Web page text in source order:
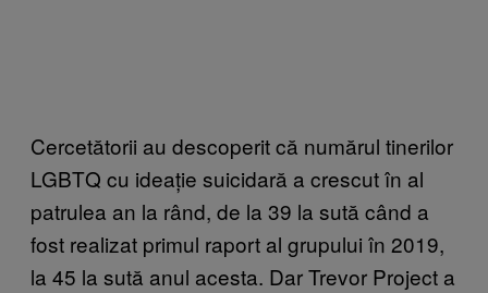
Cercetătorii au descoperit că numărul tinerilor
LGBTQ cu ideație suicidară a crescut în al
patrulea an la rând, de la 39 la sută când a
fost realizat primul raport al grupului în 2019,
la 45 la sută anul acesta. Dar Trevor Project a